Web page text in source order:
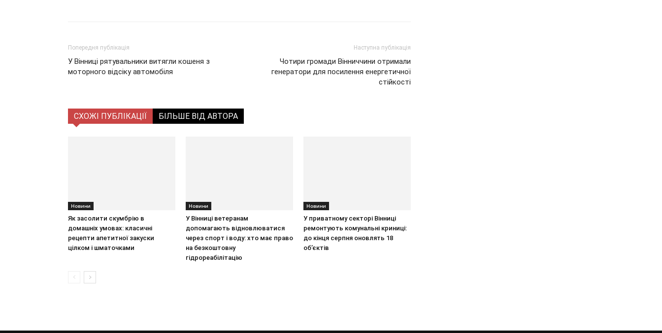
Попередня публікація
У Вінниці рятувальники витягли кошеня з
моторного відсіку автомобіля
Наступна публікація
Чотири громади Вінниччини отримали
генератори для посилення енергетичної
стійкості
СХОЖІ ПУБЛІКАЦІЇ БІЛЬШЕ ВІД АВТОРА
Новини
Як засолити скумбрію в
домашніх умовах: класичні
рецепти апетитної закуски
цілком і шматочками
Новини
У Вінниці ветеранам
допомагають відновлюватися
через спорт і воду: хто має право
на безкоштовну
гідрореабілітацію
Новини
У приватному секторі Вінниці
ремонтують комунальні криниці:
до кінця серпня оновлять 18
об’єктів